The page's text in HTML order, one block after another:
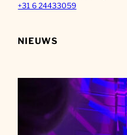
+31 6 24433059
NIEUWS